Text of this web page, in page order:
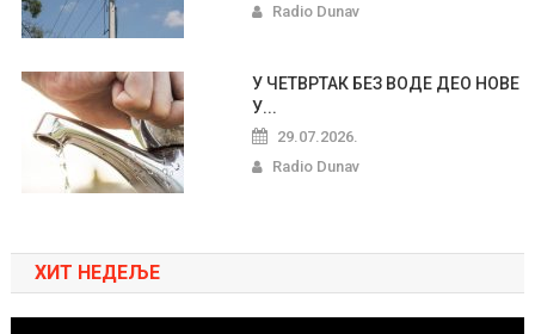
Radio Dunav
У ЧЕТВРТАК БЕЗ ВОДЕ ДЕО НОВЕ
У...
29.07.2026.
Radio Dunav
ХИТ НЕДЕЉЕ